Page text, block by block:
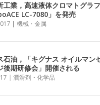
工業，高速液体クロマトグラ
LC-7080」を発売
|機械・金属
石油，「キグナス オイルマン
後期研修会」開催される
|潤滑剤・化学品